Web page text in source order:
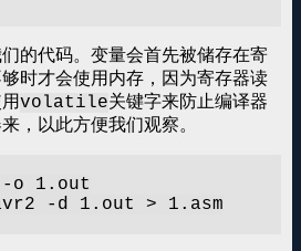
的代码。变量会首先被储存在寄
时才会使用内存，因为寄存器读
volatile关键字来防止编译器
，以此方便我们观察。
o 1.out
-d 1.out > 1.asm